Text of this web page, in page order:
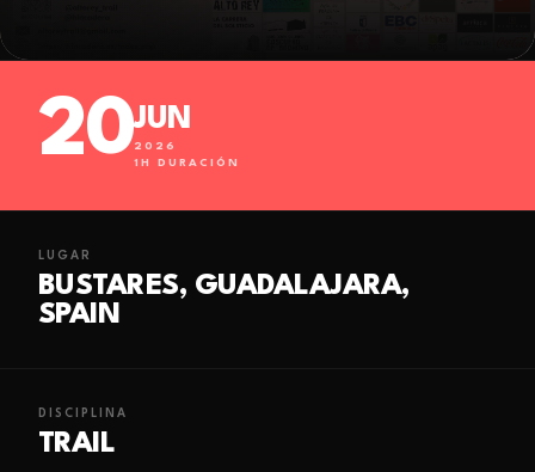
20JUN
2026
1H DURACIÓN
LUGAR
BUSTARES, GUADALAJARA,
SPAIN
DISCIPLINA
TRAIL